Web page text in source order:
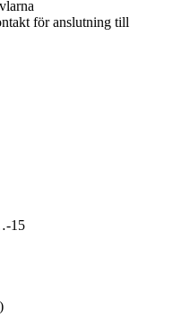
för anslutning till
15